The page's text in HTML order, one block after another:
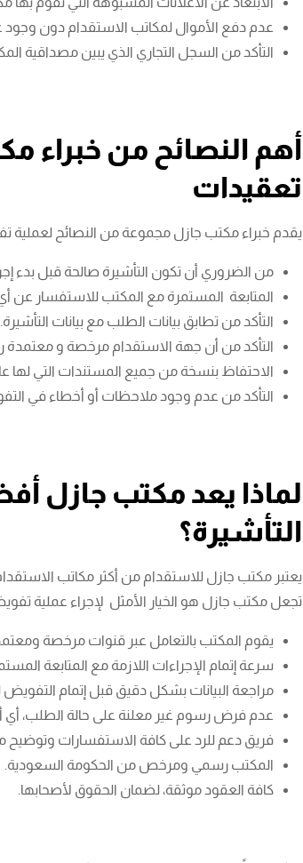
عدم دفع الأموال لمكاتب الاستقدام دون
التأكد من السجل التجاري الذي يبين مصداقية
أهم النصائح من خبراء
تعقيدات
يقدم خبراء مكتب جازل مجموعة من النصائح لعملية
من الضروري أن تكون التأشيرة صالحة قبل بدء
المتابعة المستمرة مع المكتب للاستفسار عن
التأكد من تطابق بيانات الطلب مع بيانات التأشيرة.
التأكد من أن جهة الاستقدام مرخصة و
الاحتفاظ بنسخة من جميع المستندات التي لها
التأكد من عدم وجود ملاحظات أو أخطاء في
لماذا يعد مكتب جازل
التأشيرة؟
يعتبر مكتب جازل للاستقدام من أكثر مكاتب
تجعل مكتب جازل هو الخيار الأمثل لإجراء عملية
يقوم المكتب بالتعامل عبر قنوات مرخصة
سرعة إتمام الإجراءات اللازمة مع المتابعة
مراجعة البيانات بشكل دقيق قبل إتمام
عدم فرض رسوم غير معلنة على حالة الطلب،
فريق دعم للرد على كافة الاستفسارات وتوضيح
المكتب رسمي ومرخص من الحكومة السعودية.
كافة العقود موثقة، لضمان الحقوق لأصحابها.